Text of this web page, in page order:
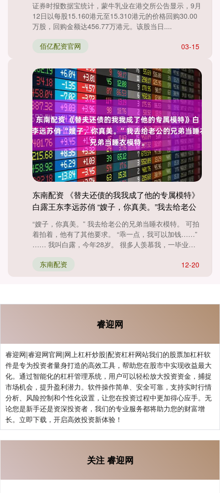
证券时报数据宝统计，蒙牛乳业在港交所公告显示，9月
12日以每股15.160港元至15.310港元的价格回购30.00
万股，回购金额达456.77万港元。该股当日....
03-15
佰亿配资官网
东南配资 《替夫还债的我我成了他的专属模特》
白露王东李远苏俏 “嫂子，你真美。”我去给老公
的兄弟当睡衣模特。
“嫂子，你真美。” 我去给老公的兄弟当睡衣模特。 可拍
着拍着，他有了其他要求。 “乖一点，我可以加钱……”
…… 我叫白露，今年28岁。 很多人羡慕我，一毕业
12-20
东南配资
睿迎网
睿迎网|睿迎网官网|网上杠杆炒股|配资杠杆网站我们的股票加杠杆软
件是专为投资者量身打造的高效工具，帮助您在股市中实现收益最大
化。通过智能化的杠杆管理系统，用户可以轻松放大投资资金，捕捉
市场机会，提升盈利潜力。软件操作简单、安全可靠，支持实时行情
分析、风险控制和个性化设置，让您在投资过程中更加得心应手。无
论您是新手还是资深投资者，我们的专业服务都将助力您的财富增
长。立即下载，开启高效投资新体验！
关注 睿迎网